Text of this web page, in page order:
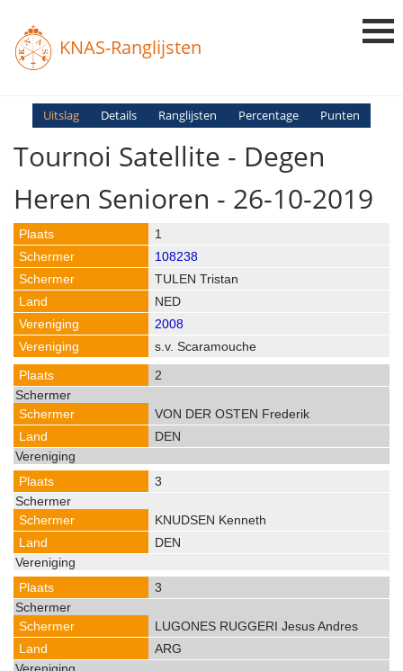
KNAS-Ranglijsten
Login
Uitslag Details Ranglijsten Percentage Punten
Tournoi Satellite - Degen
Heren Senioren - 26-10-2019
1
108238
TULEN Tristan
NED
2008
s.v. Scaramouche
2
VON DER OSTEN Frederik
DEN
3
KNUDSEN Kenneth
DEN
3
LUGONES RUGGERI Jesus Andres
ARG